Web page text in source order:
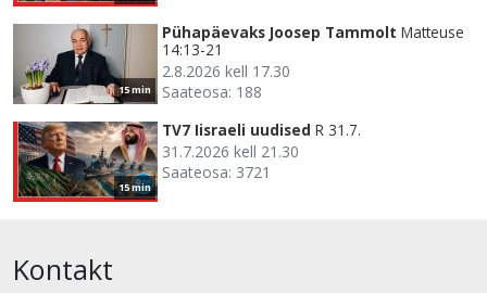
15 min
Pühapäevaks Joosep Tammolt Matteuse
14:13-21
2.8.2026 kell 17.30
Saateosa: 188
15 min
TV7 Iisraeli uudised R 31.7.
31.7.2026 kell 21.30
Saateosa: 3721
Kontakt